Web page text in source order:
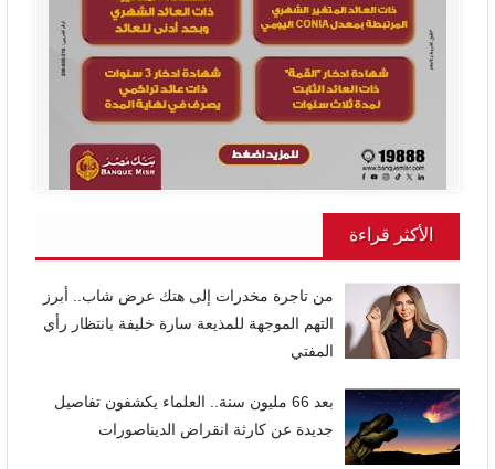
الأكثر قراءة
من تاجرة مخدرات إلى هتك عرض شاب.. أبرز
التهم الموجهة للمذيعة سارة خليفة بانتظار رأي
المفتي
بعد 66 مليون سنة.. العلماء يكشفون تفاصيل
جديدة عن كارثة انقراض الديناصورات